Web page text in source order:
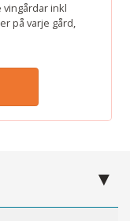
inkl
på varje gård,